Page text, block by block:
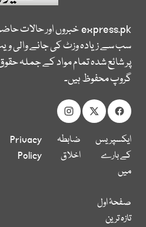
express.pkخبروں اور حالات
سب سے زیادہ وزٹ کی جانے والی
پر شائع شدہ تمام مواد کے جملہ
گروپ محفوظ ہیں۔
ایکسپریس
کے بارے
میں
ضابطہ
اخلاق
Privacy
Policy
صفحۂ اول
تازہ ترین